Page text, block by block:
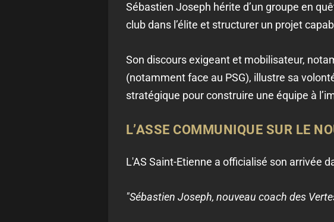
Sébastien Joseph hérite d’un groupe en
club dans l’élite et structurer un projet
Son discours exigeant et mobilisateur,
(notamment face au PSG), illustre sa
stratégique pour construire une équipe à
L’ASSE COMMUNIQUE SUR LE
L'AS Saint-Etienne a officialisé son arrivée
"Sébastien Joseph, nouveau coach des